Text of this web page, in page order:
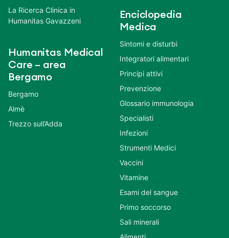
La Ricerca Clinica in
Humanitas Gavazzeni
Humanitas Medical
Care – area
Bergamo
Bergamo
Almè
Trezzo sull’Adda
Enciclopedia
Medica
Sintomi e disturbi
Integratori alimentari
Principi attivi
Prevenzione
Glossario immunologia
Specialisti
Infezioni
Strumenti Medici
Vaccini
Vitamine
Esami del sangue
Primo soccorso
Sali minerali